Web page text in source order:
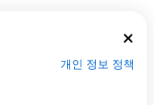
빙 센터
개인 정보 정책